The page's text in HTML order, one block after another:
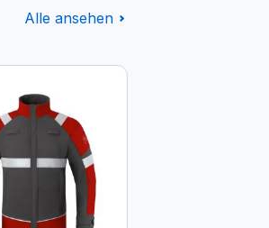
Alle ansehen